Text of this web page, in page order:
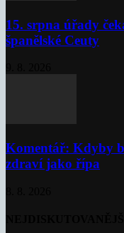
15. srpna úřady
španělské Ceuty
Komentář: Kdyby
zdraví jako řípa